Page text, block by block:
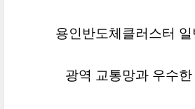
용인반도체클러스터 일
광역 교통망과 우수